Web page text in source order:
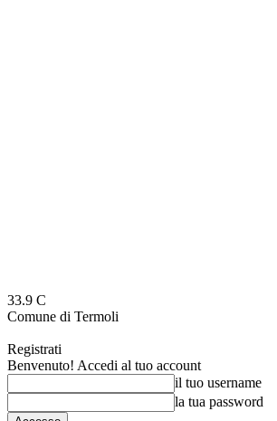
33.9 C
Comune di Termoli
Registrati
Benvenuto! Accedi al tuo account
il tuo username
la tua password